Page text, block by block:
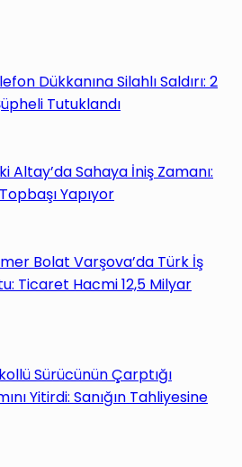
Dükkanına Silahlı Saldırı: 2
Tutuklandı
Altay’da Sahaya İniş Zamanı:
Yapıyor
Bolat Varşova’da Türk İş
Ticaret Hacmi 12,5 Milyar
Sürücünün Çarptığı
Yitirdi: Sanığın Tahliyesine